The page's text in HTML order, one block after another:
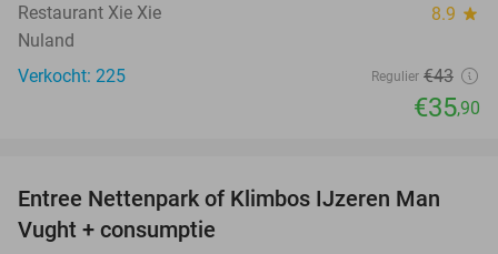
Restaurant Xie Xie 8.9 star
Nuland
Verkocht: 225
Regulier €43
€35,90
29%
Entree Nettenpark of Klimbos IJzeren Man
Vught + consumptie